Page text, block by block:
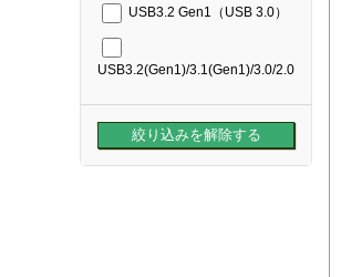
USB3.2 Gen1（USB 3.0）
USB3.2(Gen1)/3.1(Gen1)/3.0/2.0